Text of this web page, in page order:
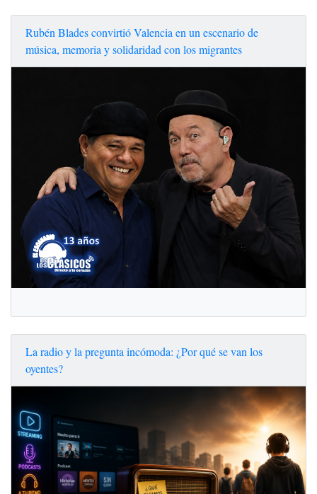
Rubén Blades convirtió Valencia en un escenario de
música, memoria y solidaridad con los migrantes
La radio y la pregunta incómoda: ¿Por qué se van los
oyentes?